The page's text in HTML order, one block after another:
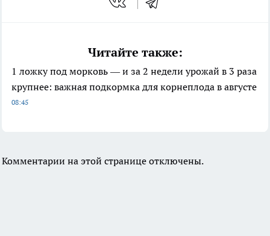
Читайте также:
1 ложку под морковь — и за 2 недели урожай в 3 раза
крупнее: важная подкормка для корнеплода в августе
08:45
Комментарии на этой странице отключены.